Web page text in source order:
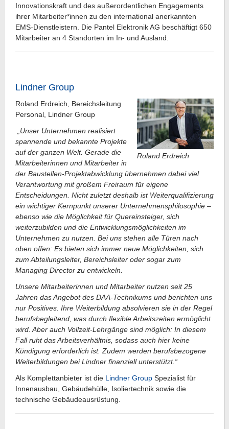
Innovationskraft und des außerordentlichen Engagements
ihrer Mitarbeiter*innen zu den international anerkannten
EMS-Dienstleistern. Die Pantel Elektronik AG beschäftigt 650
Mitarbeiter an 4 Standorten im In- und Ausland.
Lindner Group
Roland Erdreich
Roland Erdreich, Bereichsleitung
Personal, Lindner Group
„Unser Unternehmen realisiert
spannende und bekannte Projekte
auf der ganzen Welt. Gerade die
Mitarbeiterinnen und Mitarbeiter in
der Baustellen-Projektabwicklung übernehmen dabei viel
Verantwortung mit großem Freiraum für eigene
Entscheidungen. Nicht zuletzt deshalb ist Weiterqualifizierung
ein wichtiger Kernpunkt unserer Unternehmensphilosophie –
ebenso wie die Möglichkeit für Quereinsteiger, sich
weiterzubilden und die Entwicklungsmöglichkeiten im
Unternehmen zu nutzen. Bei uns stehen alle Türen nach
oben offen: Es bieten sich immer neue Möglichkeiten, sich
zum Abteilungsleiter, Bereichsleiter oder sogar zum
Managing Director zu entwickeln.
Unsere Mitarbeiterinnen und Mitarbeiter nutzen seit 25
Jahren das Angebot des DAA-Technikums und berichten uns
nur Positives. Ihre Weiterbildung absolvieren sie in der Regel
berufsbegleitend, was durch flexible Arbeitszeiten ermöglicht
wird. Aber auch Vollzeit-Lehrgänge sind möglich: In diesem
Fall ruht das Arbeitsverhältnis, sodass auch hier keine
Kündigung erforderlich ist. Zudem werden berufsbezogene
Weiterbildungen bei Lindner finanziell unterstützt.“
Als Komplettanbieter ist die Lindner Group Spezialist für
Innenausbau, Gebäudehülle, Isoliertechnik sowie die
technische Gebäudeausrüstung.